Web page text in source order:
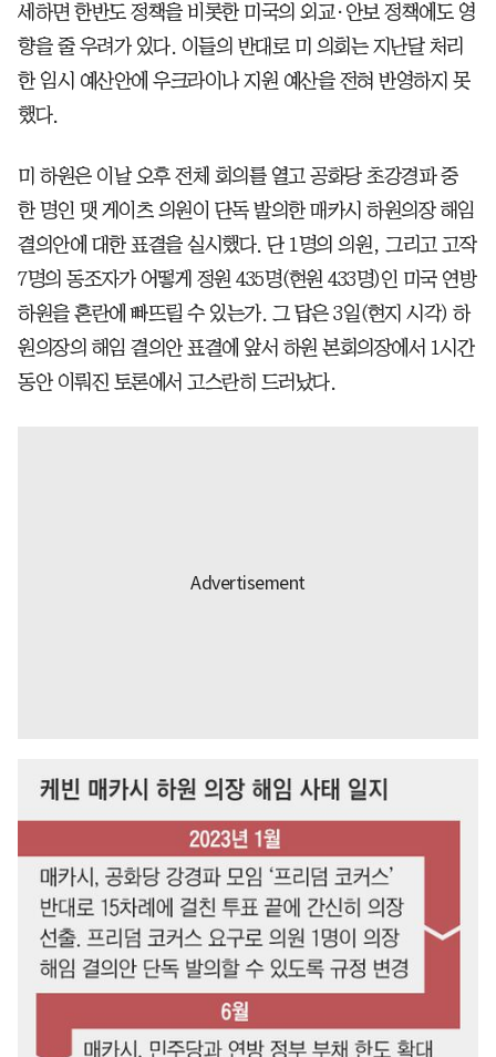
세하면 한반도 정책을 비롯한 미국의 외교·안보 정책에도 영
향을 줄 우려가 있다. 이들의 반대로 미 의회는 지난달 처리
한 임시 예산안에 우크라이나 지원 예산을 전혀 반영하지 못
했다.
미 하원은 이날 오후 전체 회의를 열고 공화당 초강경파 중
한 명인 맷 게이츠 의원이 단독 발의한 매카시 하원의장 해임
결의안에 대한 표결을 실시했다. 단 1명의 의원, 그리고 고작
7명의 동조자가 어떻게 정원 435명(현원 433명)인 미국 연방
하원을 혼란에 빠뜨릴 수 있는가. 그 답은 3일(현지 시각) 하
원의장의 해임 결의안 표결에 앞서 하원 본회의장에서 1시간
동안 이뤄진 토론에서 고스란히 드러났다.